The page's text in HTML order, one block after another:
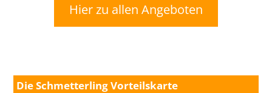
Hier zu allen Angeboten
Die Schmetterling Vorteilskarte